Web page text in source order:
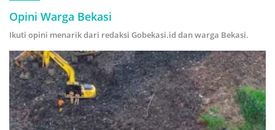
Opini Warga Bekasi
Ikuti opini menarik dari redaksi Gobekasi.id dan warga Bekasi.